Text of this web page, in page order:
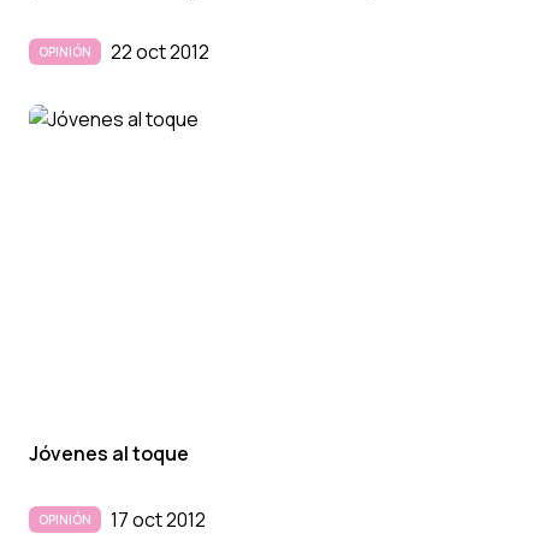
OPINIÓN 22 oct 2012
Jóvenes al toque
OPINIÓN 17 oct 2012